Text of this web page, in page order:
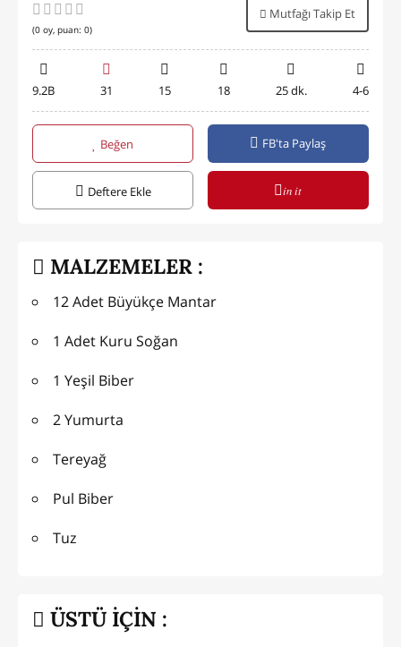
(0 oy, puan: 0)
Mutfağı Takip Et
9.2B 31 15 18 25 dk. 4-6
Beğen FB'ta Paylaş
Deftere Ekle in it
MALZEMELER :
12 Adet Büyükçe Mantar
1 Adet Kuru Soğan
1 Yeşil Biber
2 Yumurta
Tereyağ
Pul Biber
Tuz
ÜSTÜ İÇİN :